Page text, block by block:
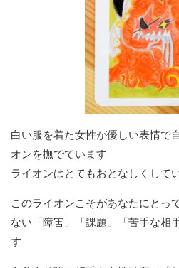
白い服を着た女性が優しい表情で
オンを撫でています
ライオンはとてもおとなしくして
このライオンこそがあなたにとっ
ない「障害」「課題」「苦手な相
す